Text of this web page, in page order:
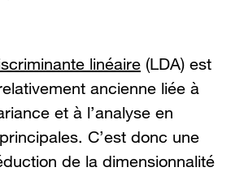
linéaire (LDA) est
ancienne liée à
et à l’analyse en
C’est donc une
de la dimensionnalité